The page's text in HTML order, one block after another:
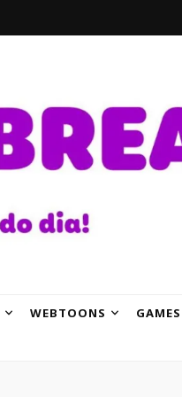
WEBTOONS GAMES